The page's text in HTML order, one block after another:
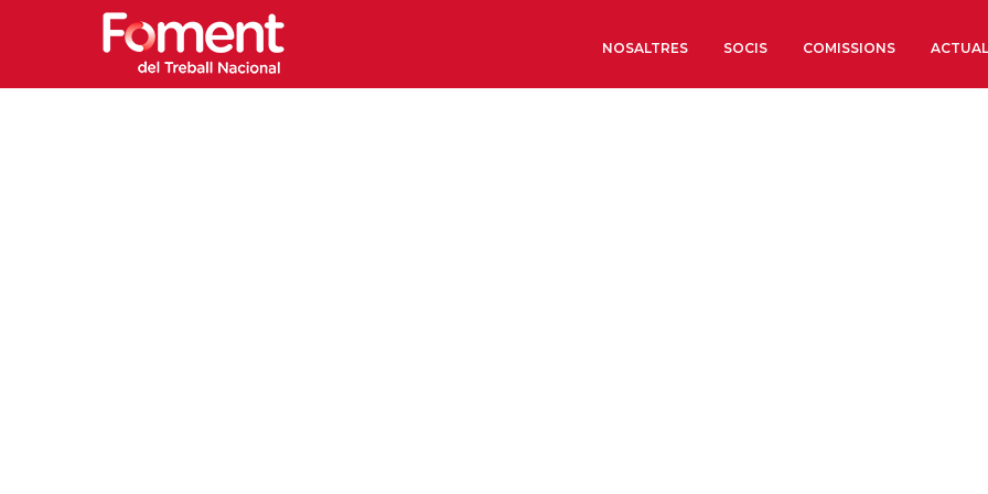
NOSALTRES SOCIS COMISSIONS